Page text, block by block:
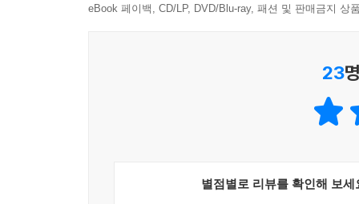
eBook 페이백, CD/LP, DVD/Blu-ray, 패션 및 판매금지 상
23
별점별로 리뷰를 확인해 보세